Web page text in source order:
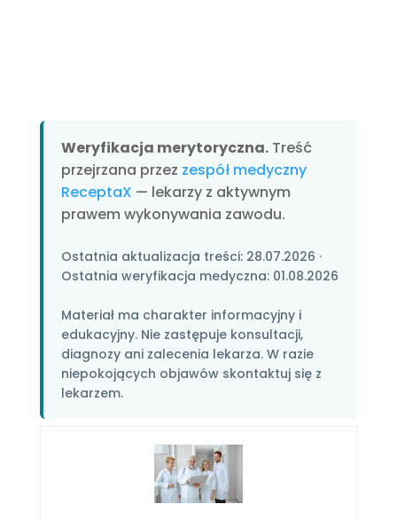
Weryfikacja merytoryczna.Treść
przejrzana przez zespół medyczny
ReceptaX — lekarzy z aktywnym
prawem wykonywania zawodu.
Ostatnia aktualizacja treści: 28.07.2026 ·
Ostatnia weryfikacja medyczna: 01.08.2026
Materiał ma charakter informacyjny i
edukacyjny. Nie zastępuje konsultacji,
diagnozy ani zalecenia lekarza. W razie
niepokojących objawów skontaktuj się z
lekarzem.